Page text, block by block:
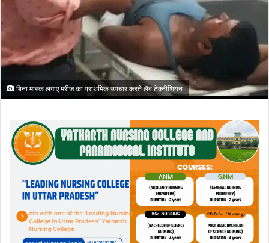
बिना मास्क लगाए मरीज का प्राथमिक उपचार करते लैब टेक्नीशियन